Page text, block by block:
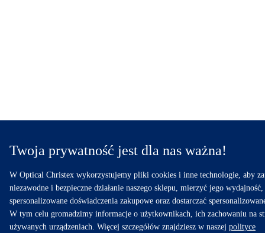
Twoja prywatność jest dla nas ważna!
W Optical Christex wykorzystujemy pliki cookies i inne technologie, aby
niezawodne i bezpieczne działanie naszego sklepu, mierzyć jego
spersonalizowane doświadczenia zakupowe oraz dostarczać
W tym celu gromadzimy informacje o użytkownikach, ich zachowaniu na
używanych urządzeniach. Więcej szczegółów znajdziesz w naszej polityce